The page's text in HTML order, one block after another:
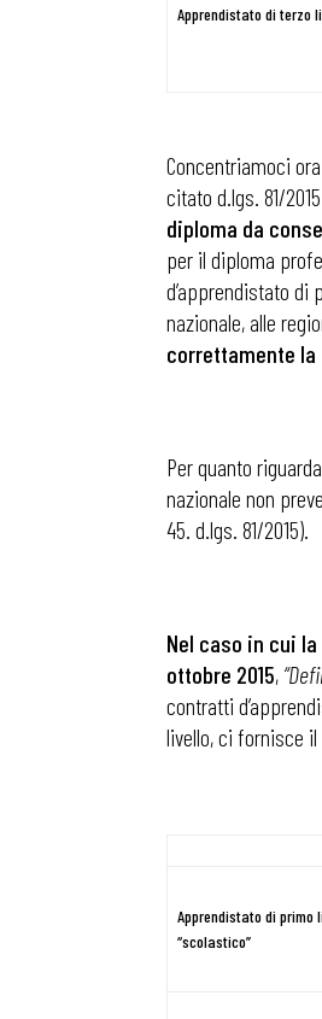
Apprendistato di terzo
Concentriamoci
citato d.lgs. 81/
diploma da
per il diploma
d’apprendistato di
nazionale, alle
correttamente
Per quanto
nazionale non
45. d.lgs. 81/2015).
Nel caso in cui
ottobre 2015,
contratti
livello, ci fornisce
Apprendistato di primo
“scolastico”